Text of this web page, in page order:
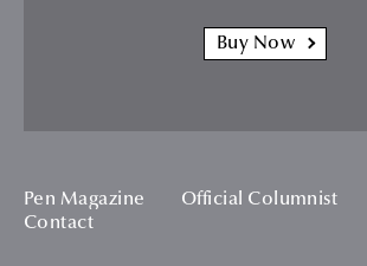
Buy Now
Pen Magazine Official Columnist
Contact